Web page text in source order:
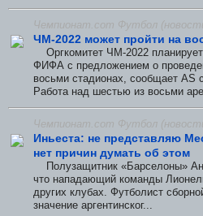
Чемпионат.com Футбол
ЧМ-2022 может пройти на
Оргкомитет ЧМ-2022 планирует
ФИФА с предложением о
восьми стадионах, сообщает AS
Работа над шестью из восьми
Чемпионат.com Футбол
Иньеста: не представляю
нет причин думать об этом
Полузащитник «Барселоны»
что нападающий команды
других клубах. Футболист
значение аргентинског...